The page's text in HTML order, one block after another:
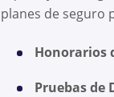
planes de seguro
Honorarios
Pruebas de